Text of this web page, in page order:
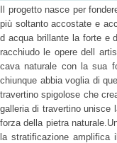
Il progetto nasce per
più soltanto accostate e
d acqua brillante la forte e
racchiudo le opere dell
cava naturale con la sua
chiunque abbia voglia di
travertino spigolose che
galleria di travertino unisce
forza della pietra
la stratificazione amplifica